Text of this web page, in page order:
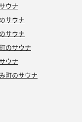
ウナ
サウナ
サウナ
のサウナ
ウナ
町のサウナ